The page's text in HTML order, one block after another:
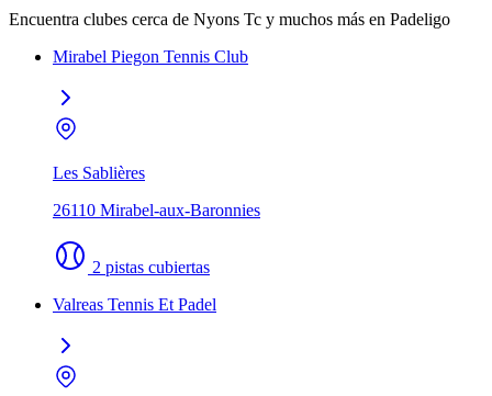
Encuentra clubes cerca de Nyons Tc y muchos más en Padeligo
Mirabel Piegon Tennis Club
Les Sablières
26110 Mirabel-aux-Baronnies
2 pistas cubiertas
Valreas Tennis Et Padel